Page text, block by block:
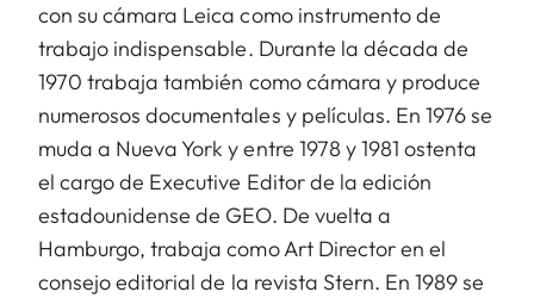
con su cámara Leica como instrumento de
trabajo indispensable. Durante la década de
1970 trabaja también como cámara y produce
numerosos documentales y películas. En 1976 se
muda a Nueva York y entre 1978 y 1981 ostenta
el cargo de Executive Editor de la edición
estadounidense de GEO. De vuelta a
Hamburgo, trabaja como Art Director en el
consejo editorial de la revista Stern. En 1989 se